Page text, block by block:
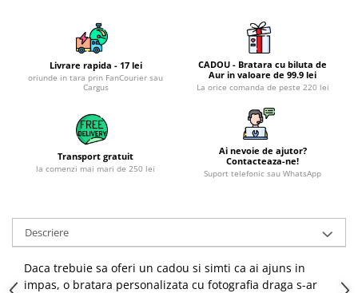
Livrare rapida - 17 lei
oriunde in tara prin FanCourier sau
Cargus
CADOU - Bratara cu biluta de
Aur in valoare de 99.9 lei
La orice comanda de peste 220 lei
Transport gratuit
la comenzi mai mari de 250 lei
Ai nevoie de ajutor?
Contacteaza-ne!
Suport telefonic sau WhatsApp
Descriere
Daca trebuie sa oferi un cadou si simti ca ai ajuns in
impas, o bratara personalizata cu fotografia draga s-ar